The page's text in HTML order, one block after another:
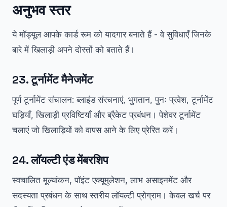
अनुभव स्तर
ये मॉड्यूल आपके कार्ड रूम को यादगार बनाते हैं - वे सुविधाएँ जिनके
बारे में खिलाड़ी अपने दोस्तों को बताते हैं।
23. टूर्नामेंट मैनेजमेंट
पूर्ण टूर्नामेंट संचालन: ब्लाइंड संरचनाएं, भुगतान, पुनः प्रवेश, टूर्नामेंट
घड़ियाँ, खिलाड़ी प्रविष्टियाँ और ब्रैकेट प्रबंधन। पेशेवर टूर्नामेंट
चलाएं जो खिलाड़ियों को वापस आने के लिए प्रेरित करें।
24. लॉयल्टी एंड मेंबरशिप
स्वचालित मूल्यांकन, पॉइंट एक्यूमुलेशन, लाभ असाइनमेंट और
सदस्यता प्रबंधन के साथ स्तरीय लॉयल्टी प्रोग्राम। केवल खर्च पर